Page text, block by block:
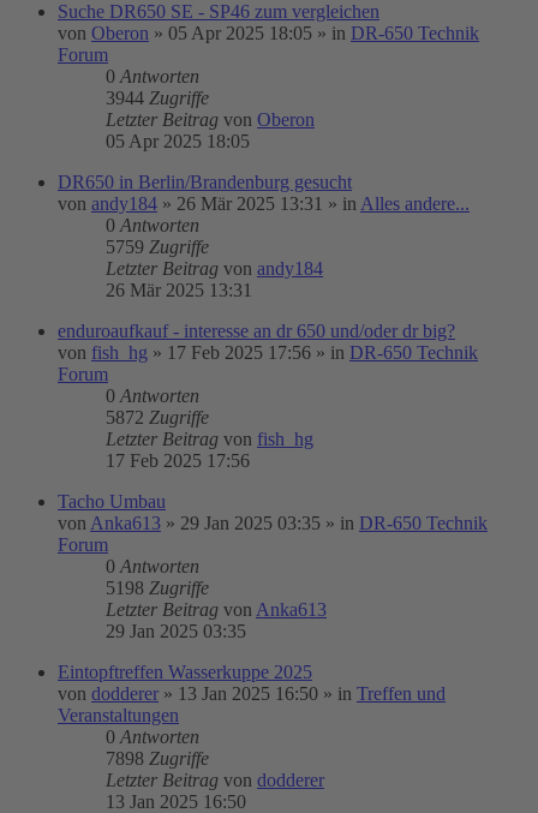
Suche DR650 SE - SP46 zum vergleichen
von Oberon » 05 Apr 2025 18:05 » in DR-650 Technik
Forum
0 Antworten
3944 Zugriffe
Letzter Beitrag von Oberon
05 Apr 2025 18:05
DR650 in Berlin/Brandenburg gesucht
von andy184 » 26 Mär 2025 13:31 » in Alles andere...
0 Antworten
5759 Zugriffe
Letzter Beitrag von andy184
26 Mär 2025 13:31
enduroaufkauf - interesse an dr 650 und/oder dr big?
von fish_hg » 17 Feb 2025 17:56 » in DR-650 Technik
Forum
0 Antworten
5872 Zugriffe
Letzter Beitrag von fish_hg
17 Feb 2025 17:56
Tacho Umbau
von Anka613 » 29 Jan 2025 03:35 » in DR-650 Technik
Forum
0 Antworten
5198 Zugriffe
Letzter Beitrag von Anka613
29 Jan 2025 03:35
Eintopftreffen Wasserkuppe 2025
von dodderer » 13 Jan 2025 16:50 » in Treffen und
Veranstaltungen
0 Antworten
7898 Zugriffe
Letzter Beitrag von dodderer
13 Jan 2025 16:50